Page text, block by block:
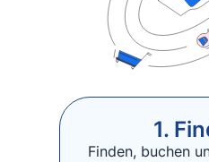
1.
Finden, buchen